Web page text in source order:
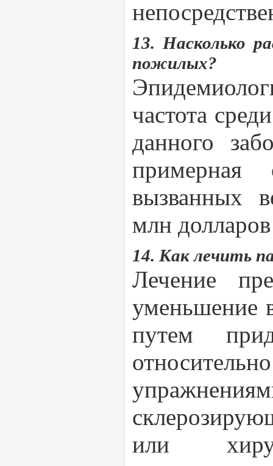
13. Насколько
пожилых?
частота
данного
примерная
вызванных
млн
14. Как лечить
Лечение
уменьшение
путем
или